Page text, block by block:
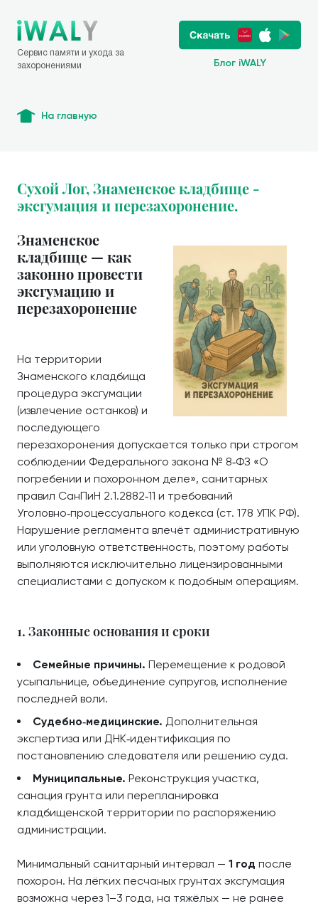
Сервис памяти и ухода за
захоронениями
Блог iWALY
На главную
Сухой Лог, Знаменское кладбище -
эксгумация и перезахоронение.
Знаменское
кладбище — как
законно провести
эксгумацию и
перезахоронение
На территории
Знаменского кладбища
процедура эксгумации
(извлечение останков) и
последующего
перезахоронения допускается только при строгом
соблюдении Федерального закона № 8‑ФЗ «О
погребении и похоронном деле», санитарных
правил СанПиН 2.1.2882‑11 и требований
Уголовно‑процессуального кодекса (ст. 178 УПК РФ).
Нарушение регламента влечёт административную
или уголовную ответственность, поэтому работы
выполняются исключительно лицензированными
специалистами с допуском к подобным операциям.
1. Законные основания и сроки
Семейные причины. Перемещение к родовой
усыпальнице, объединение супругов, исполнение
последней воли.
Судебно‑медицинские. Дополнительная
экспертиза или ДНК‑идентификация по
постановлению следователя или решению суда.
Муниципальные. Реконструкция участка,
санация грунта или перепланировка
кладбищенской территории по распоряжению
администрации.
Минимальный санитарный интервал — 1 год после
похорон. На лёгких песчаных грунтах эксгумация
возможна через 1–3 года, на тяжёлых — не ранее